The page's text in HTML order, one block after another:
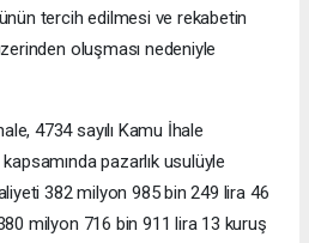
tercih edilmesi ve rekabetin
oluşması nedeniyle
4734 sayılı Kamu İhale
pazarlık usulüyle
382 milyon 985 bin 249 lira 46
milyon 716 bin 911 lira 13 kuruş